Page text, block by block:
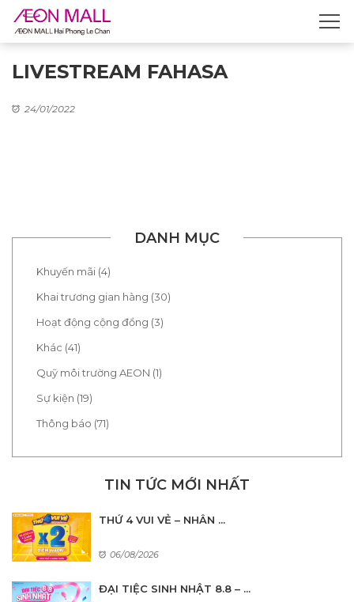
LIVESTREAM FAHASA
24/01/2022
DANH MỤC
Khuyến mãi (4)
Khai trương gian hàng (30)
Hoạt động cộng đồng (3)
Khác (41)
Quỹ môi trường AEON (1)
Sự kiện (19)
Thông báo (71)
TIN TỨC MỚI NHẤT
THỨ 4 VUI VẺ – NHÂN ...
06/08/2026
ĐẠI TIỆC SINH NHẬT 8.8 – ...